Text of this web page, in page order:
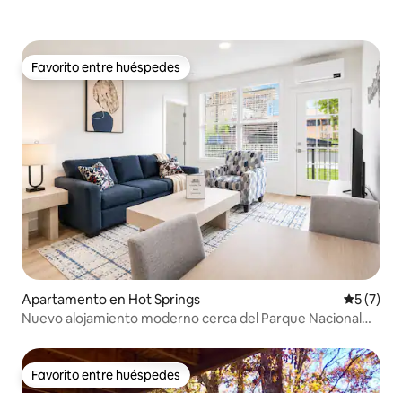
Favorito entre huéspedes
Favorito entre huéspedes
Apartamento en Hot Springs
5 (7)
Nuevo alojamiento moderno cerca del Parque Nacional
Favorito entre huéspedes
Favorito entre huéspedes